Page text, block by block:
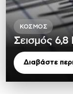
ΚΌΣΜΟΣ
Σεισμός 6,8
Διαβάστε